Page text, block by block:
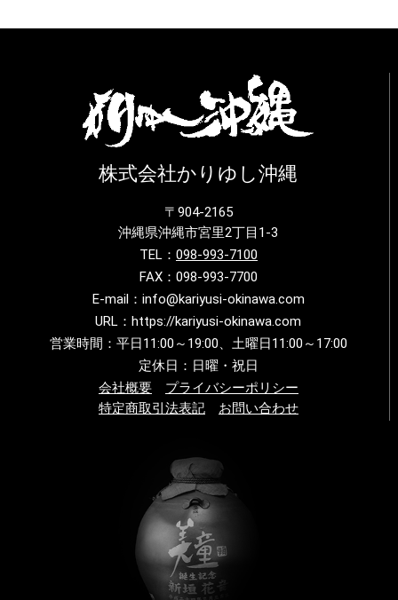
株式会社かりゆし沖縄
〒904-2165
沖縄県沖縄市宮里2丁目1-3
TEL： 098-993-7100
FAX：098-993-7700
E-mail：info@kariyusi-okinawa.com
URL：https://kariyusi-okinawa.com
営業時間：平日11:00～19:00、土曜日11:00～17:00
定休日：日曜・祝日
会社概要
プライバシーポリシー
特定商取引法表記
お問い合わせ